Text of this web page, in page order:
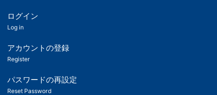
ツ
匿
名
ユ
ー
ログイン
Log in
アカウントの登録
Register
パスワードの再設定
Reset Password